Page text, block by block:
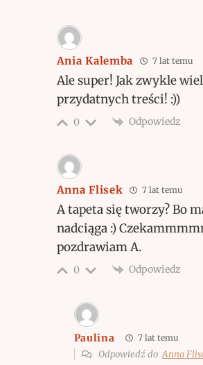
Ania Kalemba 7 lat temu
Ale super! Jak zwykle
przydatnych treści! :))
0 Odpowiedz
Anna Flisek 7 lat temu
A tapeta się tworzy? Bo
nadciąga :)
pozdrawiam A.
0 Odpowiedz
Paulina 7 lat temu
Odpowiedź doAnna